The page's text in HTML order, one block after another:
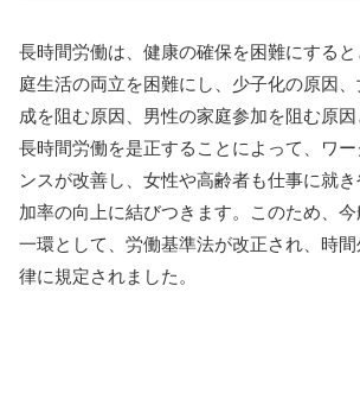
⻑時間労働は、健康の確保を困難にする
庭⽣活の両⽴を困難にし、少⼦化の原因
成を阻む原因、男性の家庭参加を阻む原因
⻑時間労働を是正することによって、ワ
ンスが改善し、⼥性や⾼齢者も仕事に就
加率の向上に結びつきます。このため、
⼀環として、労働基準法が改正され、時
律に規定されました。